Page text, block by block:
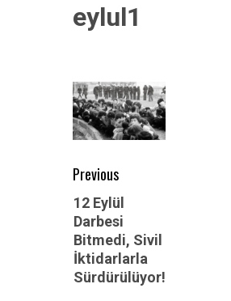
eylul1
Post
navigation
Previous
Previous
post:
12 Eylül
Darbesi
Bitmedi, Sivil
İktidarlarla
Sürdürülüyor!